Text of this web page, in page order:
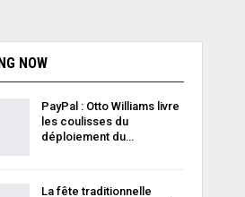
NOW
PayPal : Otto Williams livre
les coulisses du
déploiement du…
La fête traditionnelle